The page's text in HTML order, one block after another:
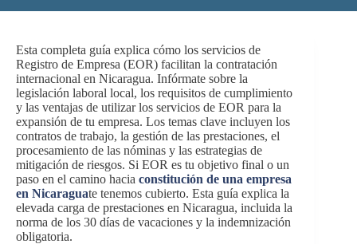
Esta completa guía explica cómo los servicios de
Registro de Empresa (EOR) facilitan la contratación
internacional en Nicaragua. Infórmate sobre la
legislación laboral local, los requisitos de cumplimiento
y las ventajas de utilizar los servicios de EOR para la
expansión de tu empresa. Los temas clave incluyen los
contratos de trabajo, la gestión de las prestaciones, el
procesamiento de las nóminas y las estrategias de
mitigación de riesgos. Si EOR es tu objetivo final o un
paso en el camino hacia constitución de una empresa
en Nicaraguate tenemos cubierto. Esta guía explica la
elevada carga de prestaciones en Nicaragua, incluida la
norma de los 30 días de vacaciones y la indemnización
obligatoria.